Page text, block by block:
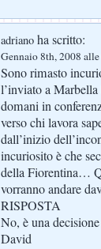
adriano ha scritto:
Gennaio 8th, 2008
Sono rimasto
l’inviato a
domani in
verso chi lavora
dall’inizio
incuriosito è che
della Fiorentina…
vorranno andare
RISPOSTA
No, è una
David